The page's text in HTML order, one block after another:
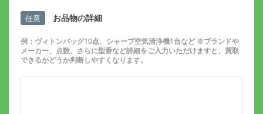
任意 お品物の詳細
例：ヴィトンバッグ10点、シャープ空気清浄機1台など ※ブランドや
メーカー、点数、さらに型番など詳細をご入力いただけますと、買取
できるかどうか判断しやすくなります。